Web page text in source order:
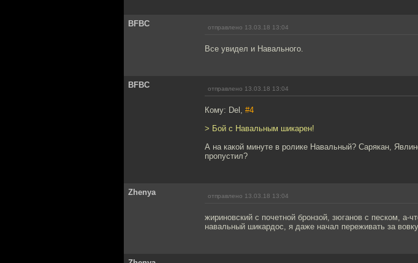
BFBC отправлено 13.03.18 13:04
Все увидел и Навального.
BFBC отправлено 13.03.18 13:04
Кому: Del, #4
> Бой с Навальным шикарен!
А на какой минуте в ролике Навальный? Сарякан,
пропустил?
Zhenya отправлено 13.03.18 13:04
жириновский с почетной бронзой, зюганов с песком, а-
навальный шикардос, я даже начал переживать за